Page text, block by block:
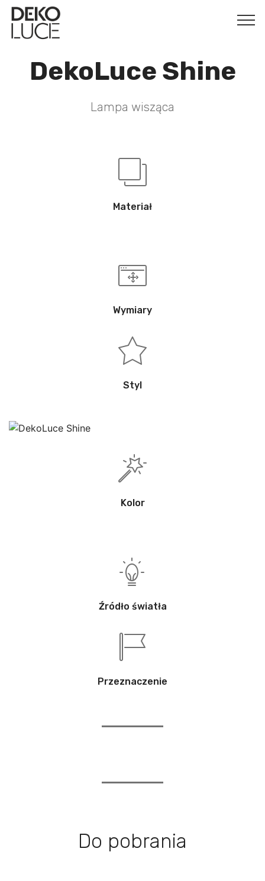
DekoLuce Shine
Lampa wisząca
Materiał
Wymiary
Styl
Kolor
Źródło światła
Przeznaczenie
Do pobrania